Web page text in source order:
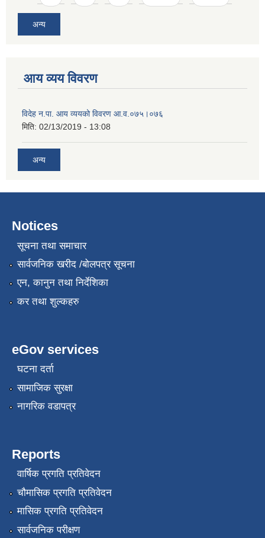
अन्य
आय व्यय विवरण
विदेह न.पा. आय व्ययको विवरण आ.व.०७५।०७६
मिति: 02/13/2019 - 13:08
अन्य
Notices
सूचना तथा समाचार
सार्वजनिक खरीद /बोलपत्र सूचना
एन, कानुन तथा निर्देशिका
कर तथा शुल्कहरु
eGov services
घटना दर्ता
सामाजिक सुरक्षा
नागरिक वडापत्र
Reports
वार्षिक प्रगति प्रतिवेदन
चौमासिक प्रगति प्रतिवेदन
मासिक प्रगति प्रतिवेदन
सार्वजनिक परीक्षण